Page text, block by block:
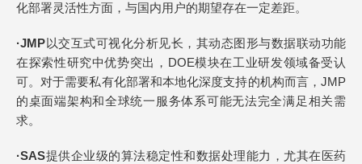
化部署灵活性方面，与国内用户的期望存在一定差距。
·JMP以交互式可视化分析见长，其动态图形与数据联动功能
在探索性研究中优势突出，DOE模块在工业研发领域备受认
可。对于需要私有化部署和本地化深度支持的机构而言，JMP
的桌面端架构和全球统一服务体系可能无法完全满足相关需
求。
·SAS提供企业级的算法稳定性和数据处理能力，尤其在医药